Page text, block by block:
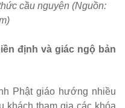
cầu nguyện (Nguồn:
định và giác ngộ bản
Phật giáo hướng nhiều
khách tham gia các khóa